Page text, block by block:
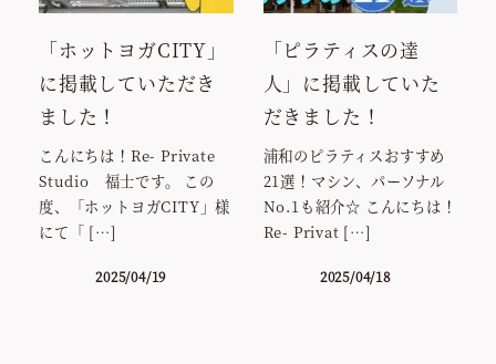
「ホットヨガCITY」
に掲載していただき
ました！
こんにちは！Re- Private
Studio 福士です。 この
度、「ホットヨガCITY」様
にて「 […]
2025/04/19
「ピラティスの達
人」に掲載していた
だきました！
浦和のピラティスおすすめ
21選！マシン、パーソナル
No.1も紹介☆ こんにちは！
Re- Privat […]
2025/04/18